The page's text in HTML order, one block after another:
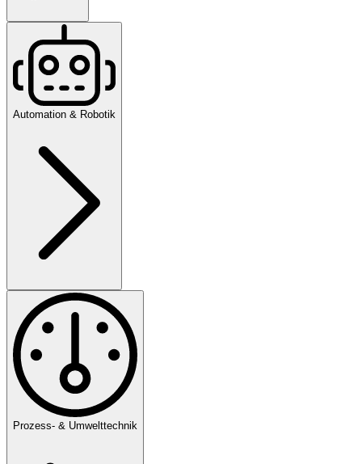
Automation & Robotik
Prozess- & Umwelttechnik